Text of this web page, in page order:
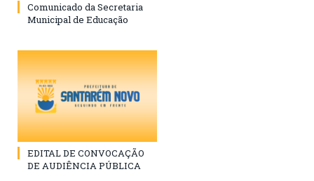
Comunicado da Secretaria
Municipal de Educação
EDITAL DE CONVOCAÇÃO
DE AUDIÊNCIA PÚBLICA